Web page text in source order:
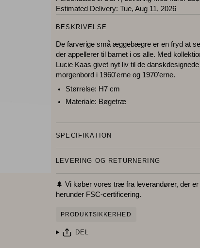
Estimated Delivery: Tue, Aug 11, 2026
BESKRIVELSE
De farverige små æggebægre er en fryd at
der appellerer til barnet i os alle. Med
Lucie Kaas givet nyt liv til de
morgenbord i 1960'erne og 1970'erne.
Størrelse: H7 cm
Materiale: Bøgetræ
SPECIFIKATION
LEVERING OG RETURNERING
🌲 Vi køber vores træ fra leverandører, der
herunder FSC-certificering.
PRODUKTSIKKERHED
DEL